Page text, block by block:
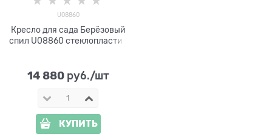
U08860
Кресло для сада Берёзовый
спил U08860 стеклопластик
14 880 руб./шт
КУПИТЬ